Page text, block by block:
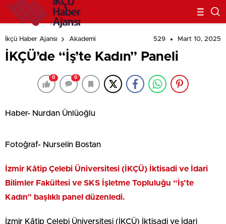
İkçü Haber Ajansı Akademi 529 Mart 10, 2025
İKÇÜ’de “İş’te Kadın” Paneli
0 0
Haber- Nurdan Ünlüoğlu
Fotoğraf- Nurselin Bostan
İzmir Kâtip Çelebi Üniversitesi (İKÇÜ) İktisadi ve İdari
Bilimler Fakültesi ve SKS İşletme Topluluğu “İş’te
Kadın” başlıklı panel düzenledi.
İzmir Kâtip Çelebi Üniversitesi (İKÇÜ) İktisadi ve İdari